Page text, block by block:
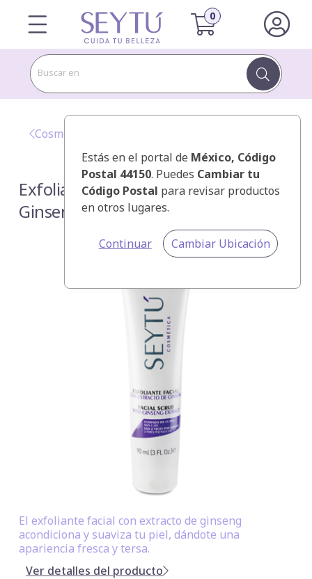
Buscar en
Estás en el portal de México, Código
Postal 44150. Puedes Cambiar tu
Código Postal para revisar productos
en otros lugares.
Continuar Cambiar Ubicación
Cosméticos SEYTÚ
Exfoliante Facial con Extracto de
Ginseng
El exfoliante facial con extracto de ginseng
acondiciona y suaviza tu piel, dándote una
apariencia fresca y tersa.
Ver detalles del producto